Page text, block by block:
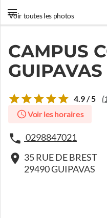
Voir toutes les photos
CAMPUS
GUIPAVAS
4.9 / 5
Voir les horaires
0298847021
35 RUE DE BREST
29490 GUIPAVAS